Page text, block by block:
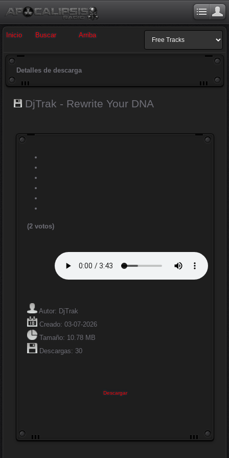
Inicio Buscar Arriba
Detalles de descarga
DjTrak - Rewrite Your DNA
(2 votos)
Autor: DjTrak
Creado: 03-07-2026
Tamaño: 10.78 MB
Descargas: 30
Descargar